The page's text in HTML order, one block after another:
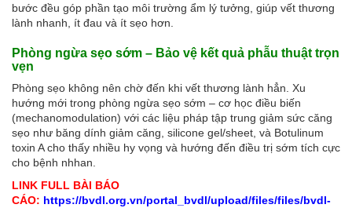
bước đều góp phần tạo môi trường ẩm lý tưởng, giúp vết thương
lành nhanh, ít đau và ít sẹo hơn.
Phòng ngừa sẹo sớm – Bảo vệ kết quả phẫu thuật trọn
vẹn
Phòng sẹo không nên chờ đến khi vết thương lành hẳn. Xu
hướng mới trong phòng ngừa sẹo sớm – cơ học điều biến
(mechanomodulation) với các liệu pháp tập trung giảm sức căng
sẹo như băng dính giảm căng, silicone gel/sheet, và Botulinum
toxin A cho thấy nhiều hy vọng và hướng đến điều trị sớm tích cực
cho bệnh nhhan.
LINK FULL BÀI BÁO
CÁO: https://bvdl.org.vn/portal_bvdl/upload/files/files/bvdl-